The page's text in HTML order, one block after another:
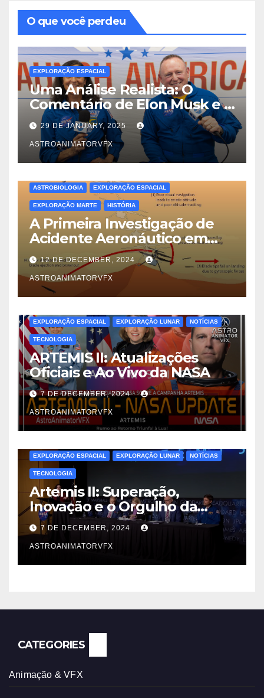
O que você perdeu
EXPLORAÇÃO ESPACIAL
Uma Análise Realista: O
Comentário de Elon Musk e a
Verdadeira Dinâmica das
Trocas de Tripulação no Voo
Espacial
29 DE JANUARY, 2025
ASTROANIMATORVFX
ASTROBIOLOGIA EXPLORAÇÃO ESPACIAL
EXPLORAÇÃO MARTE HISTÓRIA
A Primeira Investigação de
Acidente Aeronáutico em
Outro Mundo: Lições do
Ingenuity em Marte
12 DE DECEMBER, 2024
ASTROANIMATORVFX
EXPLORAÇÃO ESPACIAL EXPLORAÇÃO LUNAR NOTÍCIAS
TECNOLOGIA
ARTEMIS II: Atualizações
Oficiais e Ao Vivo da NASA
7 DE DECEMBER, 2024
ASTROANIMATORVFX
EXPLORAÇÃO ESPACIAL EXPLORAÇÃO LUNAR NOTÍCIAS
TECNOLOGIA
Artemis II: Superação,
Inovação e o Orgulho da
Engenharia Espacial
7 DE DECEMBER, 2024
ASTROANIMATORVFX
CATEGORIES
Animação & VFX